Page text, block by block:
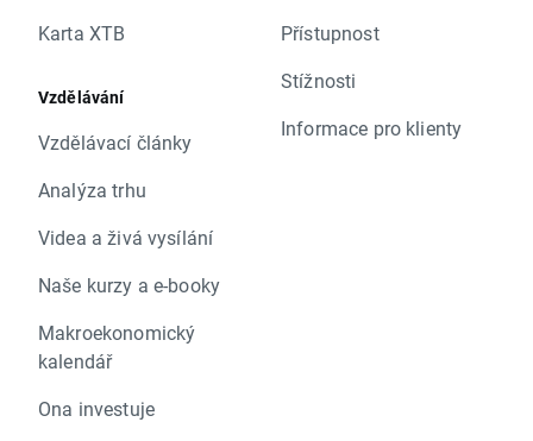
Karta XTB
Vzdělávání
Vzdělávací články
Analýza trhu
Videa a živá vysílání
Naše kurzy a e-booky
Makroekonomický
kalendář
Ona investuje
Přístupnost
Stížnosti
Informace pro klienty